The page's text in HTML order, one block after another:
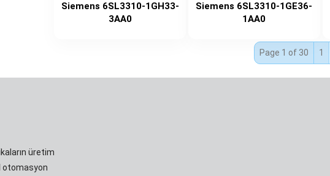
Siemens 6SL3310-1GH33-
3AA0
Siemens 6SL3310-1GE36-
1AA0
Page 1 of 30 1
üretim
otomasyon